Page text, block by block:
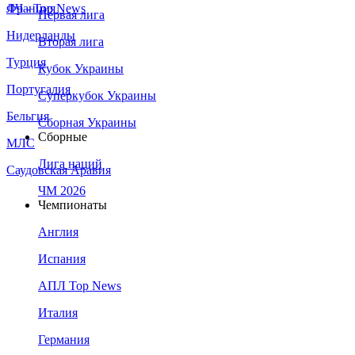
Франция
Нидерланды
Турция
Португалия
Бельгия
МЛС
Саудовская Аравия
ЛЧ - Top News
Первая лига
Вторая лига
Кубок Украины
Суперкубок Украины
Сборная Украины
Сборные
Лига наций
ЧМ 2026
Чемпионаты
Англия
Испания
АПЛ Top News
Италия
Германия